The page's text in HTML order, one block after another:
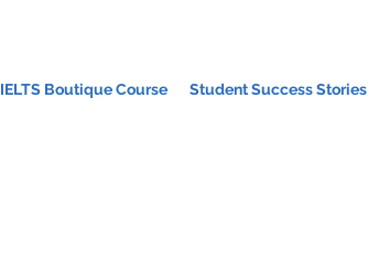
IELTS Boutique Course Student Success Stories